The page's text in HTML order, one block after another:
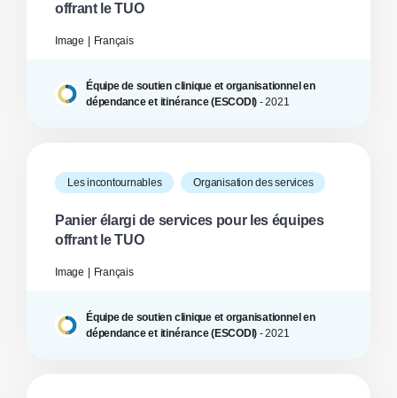
offrant le TUO
Image Français
Équipe de soutien clinique et organisationnel en
dépendance et itinérance (ESCODI) -2021
Les incontournables Organisation des services
Panier élargi de services pour les équipes
offrant le TUO
Image Français
Équipe de soutien clinique et organisationnel en
dépendance et itinérance (ESCODI) -2021